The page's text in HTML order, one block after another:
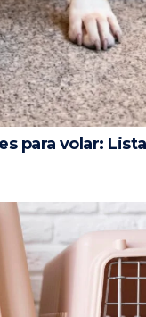
para volar: